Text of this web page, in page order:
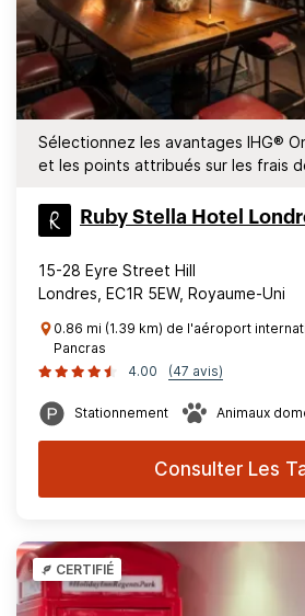
Sélectionnez les avantages IHG®
et les points attribués sur les frais
Ruby Stella Hotel
15-28 Eyre Street Hill
Londres, EC1R 5EW, Royaume-Uni
0.86 mi (1.39 km) de l'aéroport
Pancras
4.00
(47 avis)
Stationnement Animaux
Consulter Les
CERTIFIÉ